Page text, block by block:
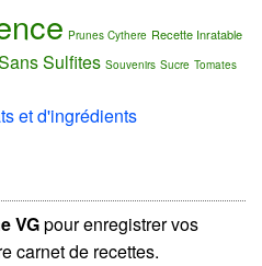
Prunes Cythere Recette Inratable
Sulfites Souvenirs Sucre Tomates
et d'ingrédients
VGpour enregistrer vos
carnet de recettes.